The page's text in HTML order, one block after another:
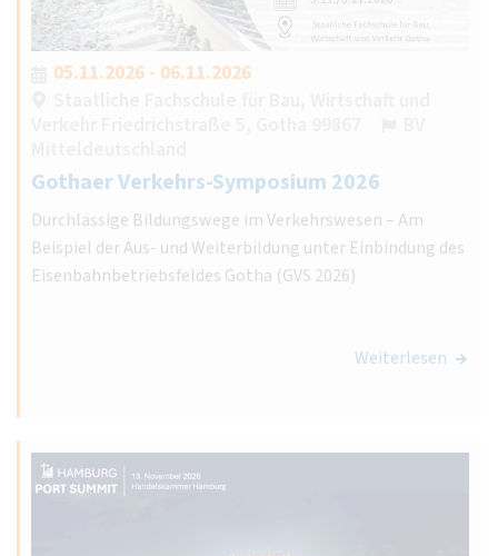
05.11.2026 - 06.11.2026
Gothaer Verkehrs-Symposium 2026
Durchlässige Bildungswege im Verkehrswesen – Am
Beispiel der Aus- und Weiterbildung unter Einbindung des
Eisenbahnbetriebsfeldes Gotha (GVS 2026)
Weiterlesen